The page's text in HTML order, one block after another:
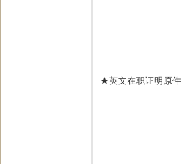
★英文在职证明原件